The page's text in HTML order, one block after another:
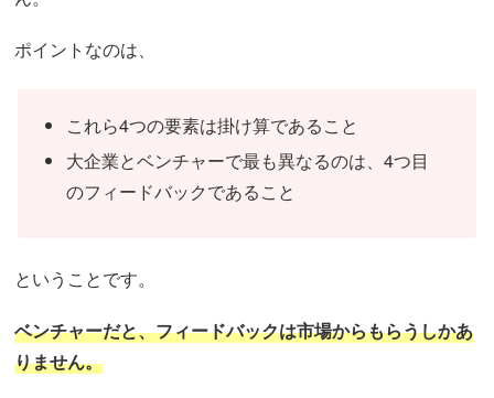
ポイントなのは、
これら4つの要素は掛け算であること
大企業とベンチャーで最も異なるのは、4つ目
のフィードバックであること
ということです。
ベンチャーだと、フィードバックは市場からもらうしかあ
りません。